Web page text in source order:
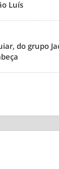
Luís
do grupo